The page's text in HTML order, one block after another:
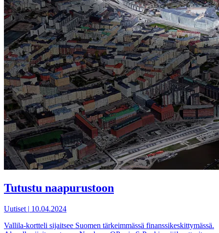
Tutustu naapurustoon
Uutiset | 10.04.2024
Vallila-kortteli sijaitsee Suomen tärkeimmässä finanssikeskittymässä.